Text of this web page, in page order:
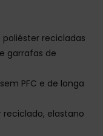
recicladas
garrafas de
PFC e de longa
reciclado, elastano